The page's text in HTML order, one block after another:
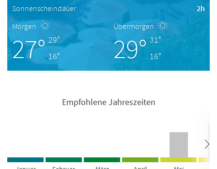
Sonnenscheindauer
2h
Morgen
27° 29°
16°
Übermorgen
29° 31°
16°
Empfohlene Jahreszeiten